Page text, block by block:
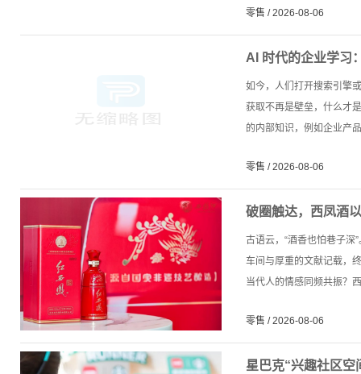
零售 / 2026-08-06
AI 时代的企业学习
如今，人们打开搜索引擎
获取不再是壁垒，什么才
的内部知识，例如企业产品
零售 / 2026-08-06
破圈触达，西凤酒
古语云，“酒香也怕巷子深
车间与厚重的文献记载，
当代人的情感同频共振？
零售 / 2026-08-06
星巴克“兴趣社区空